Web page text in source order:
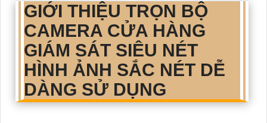
GIỚI THIỆU TRỌN BỘ
CAMERA CỬA HÀNG
GIÁM SÁT SIÊU NÉT
HÌNH ẢNH SẮC NÉT DỄ
DÀNG SỬ DỤNG